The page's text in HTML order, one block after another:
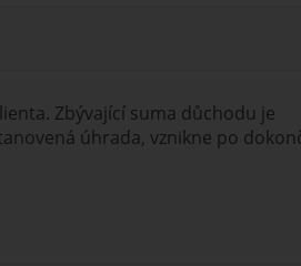
Zbývající suma důchodu je
úhrada, vznikne po